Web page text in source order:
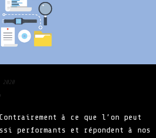
2020
à ce que l’on peut
performants et répondent à nos